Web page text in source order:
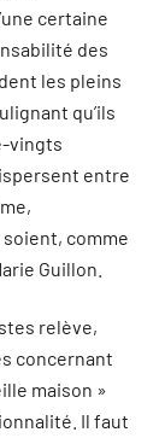
certaine
des
les pleins
qu’ils
vingts
entre
soient, comme
Guillon.
relève,
concernant
maison »
Il faut